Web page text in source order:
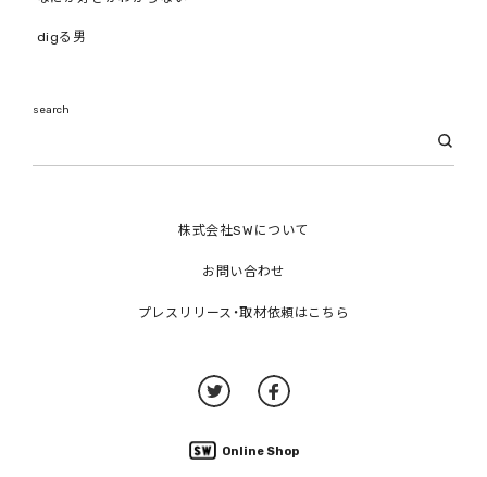
株式会社SWについて
お問い合わせ
プレスリリース・取材依頼はこちら
Online Shop
digる男
search